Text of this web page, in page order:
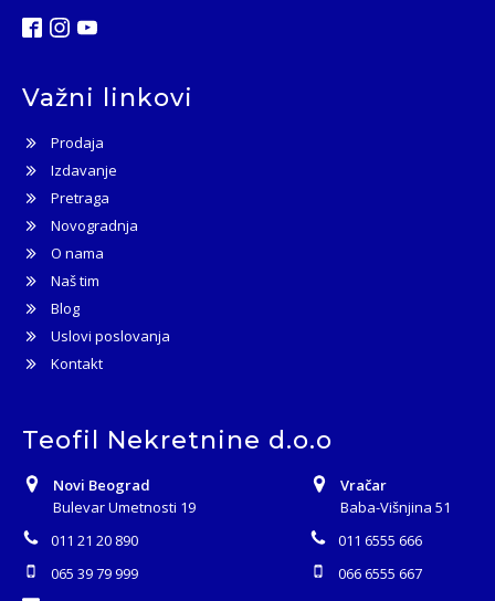
Važni linkovi
Prodaja
Izdavanje
Pretraga
Novogradnja
O nama
Naš tim
Blog
Uslovi poslovanja
Kontakt
Teofil Nekretnine d.o.o
Novi Beograd
Bulevar Umetnosti 19
011 21 20 890
065 39 79 999
Vračar
Baba-Višnjina 51
011 6555 666
066 6555 667